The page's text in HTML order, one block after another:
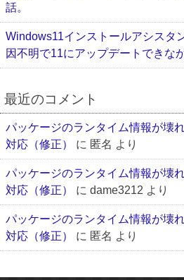
話。
Windows11インストールアシスタ
因不明で11にアップデートできな
最近のコメント
パッケージのランタイム情報が壊
対応（修正）
に 匿名 より
パッケージのランタイム情報が壊
対応（修正）
に dame3212 より
パッケージのランタイム情報が壊
対応（修正）
に 匿名 より